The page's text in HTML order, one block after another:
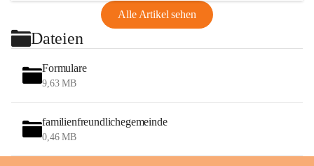
Alle Artikel sehen
Dateien
Formulare
9,63 MB
familienfreundlichegemeinde
0,46 MB